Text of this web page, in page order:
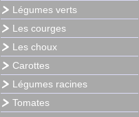
Légumes verts
Les courges
Les choux
Carottes
Légumes racines
Tomates